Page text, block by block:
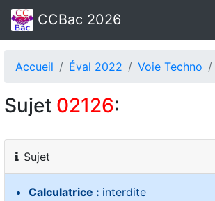
CCBac 2026
Accueil Éval 2022 Voie Techno
Sujet 02126:
Sujet
Calculatrice : interdite